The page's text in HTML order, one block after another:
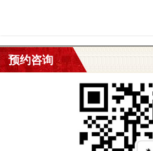
预约咨询